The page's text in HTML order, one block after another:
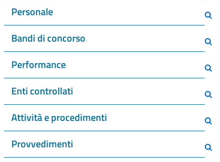
Personale
Bandi di concorso
Performance
Enti controllati
Attività e procedimenti
Provvedimenti